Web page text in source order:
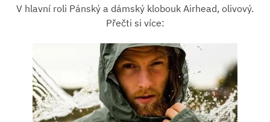
V hlavní roli Pánský a dámský klobouk Airhead, olivový.
Přečti si více: